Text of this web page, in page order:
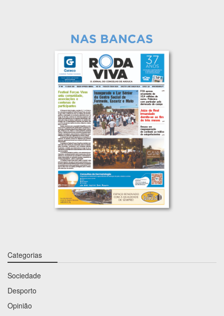
Categorias
Sociedade
Desporto
Opinião